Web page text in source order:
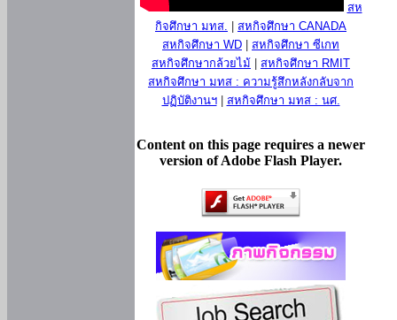
สห
กิจศึกษา มทส.
สหกิจศึกษา CANADA
สหกิจศึกษา WD
สหกิจศึกษา ซีเกท
สหกิจศึกษากล้วยไม้
สหกิจศึกษา RMIT
สหกิจศึกษา มทส : ความรู้สึกหลังกลับจาก
ปฏิบัติงานฯ| สหกิจศึกษา มทส : นศ.
Content on this page requires a newer
version of Adobe Flash Player.